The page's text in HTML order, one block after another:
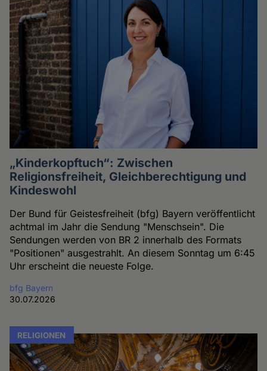
„Kinderkopftuch“: Zwischen
Religionsfreiheit, Gleichberechtigung und
Kindeswohl
Der Bund für Geistesfreiheit (bfg) Bayern veröffentlicht
achtmal im Jahr die Sendung "Menschsein". Die
Sendungen werden von BR 2 innerhalb des Formats
"Positionen" ausgestrahlt. An diesem Sonntag um 6:45
Uhr erscheint die neueste Folge.
bfg Bayern
30.07.2026
RELIGIONEN